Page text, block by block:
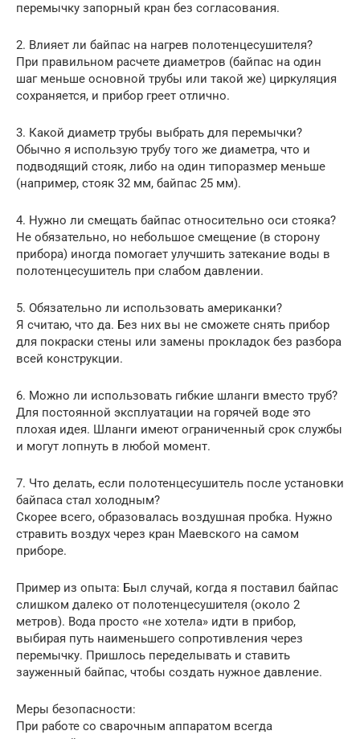
перемычку запорный кран без согласования.
2. Влияет ли байпас на нагрев полотенцесушителя?
При правильном расчете диаметров (байпас на один
шаг меньше основной трубы или такой же) циркуляция
сохраняется, и прибор греет отлично.
3. Какой диаметр трубы выбрать для перемычки?
Обычно я использую трубу того же диаметра, что и
подводящий стояк, либо на один типоразмер меньше
(например, стояк 32 мм, байпас 25 мм).
4. Нужно ли смещать байпас относительно оси стояка?
Не обязательно, но небольшое смещение (в сторону
прибора) иногда помогает улучшить затекание воды в
полотенцесушитель при слабом давлении.
5. Обязательно ли использовать американки?
Я считаю, что да. Без них вы не сможете снять прибор
для покраски стены или замены прокладок без разбора
всей конструкции.
6. Можно ли использовать гибкие шланги вместо труб?
Для постоянной эксплуатации на горячей воде это
плохая идея. Шланги имеют ограниченный срок службы
и могут лопнуть в любой момент.
7. Что делать, если полотенцесушитель после установки
байпаса стал холодным?
Скорее всего, образовалась воздушная пробка. Нужно
стравить воздух через кран Маевского на самом
приборе.
Пример из опыта: Был случай, когда я поставил байпас
слишком далеко от полотенцесушителя (около 2
метров). Вода просто «не хотела» идти в прибор,
выбирая путь наименьшего сопротивления через
перемычку. Пришлось переделывать и ставить
зауженный байпас, чтобы создать нужное давление.
Меры безопасности:
При работе со сварочным аппаратом всегда